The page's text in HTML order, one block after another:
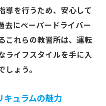
ペーパードライバー
う
抱える不安とは
るためのサポート
的な運転レッスン
特別講座
導を行うため、安心して
去にペーパードライバー
これらの教習所は、運転
ライフスタイルを手に入
しょう。
キュラムの魅力